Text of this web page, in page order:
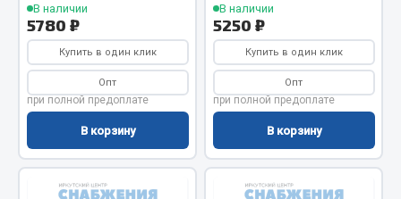
Весь раздел
Цепи подъёмные
Весь раздел
РТИ
В наличии
5780 ₽
Купить в один клик
Опт
при полной предоплате
В корзину
В наличии
5250 ₽
Купить в один клик
Опт
при полной предоплате
В корзину